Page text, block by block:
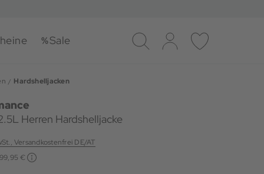
Sale
Suche Log-in Merkliste
Hardshelljacken
Herren Hardshelljacke
Versandkostenfrei DE/AT
€